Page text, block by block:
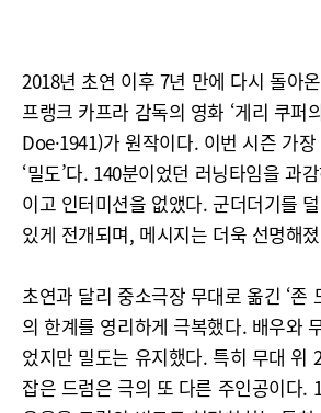
2018년 초연 이후 7년 만에 다시 돌아
프랭크 카프라 감독의 영화 ‘게리 쿠퍼
Doe·1941)가 원작이다. 이번 시즌 가장
‘밀도’다. 140분이었던 러닝타임을 과
이고 인터미션을 없앴다. 군더더기를
있게 전개되며, 메시지는 더욱 선명해
초연과 달리 중소극장 무대로 옮긴 ‘존
의 한계를 영리하게 극복했다. 배우와
었지만 밀도는 유지했다. 특히 무대 위
잡은 드럼은 극의 또 다른 주인공이다.